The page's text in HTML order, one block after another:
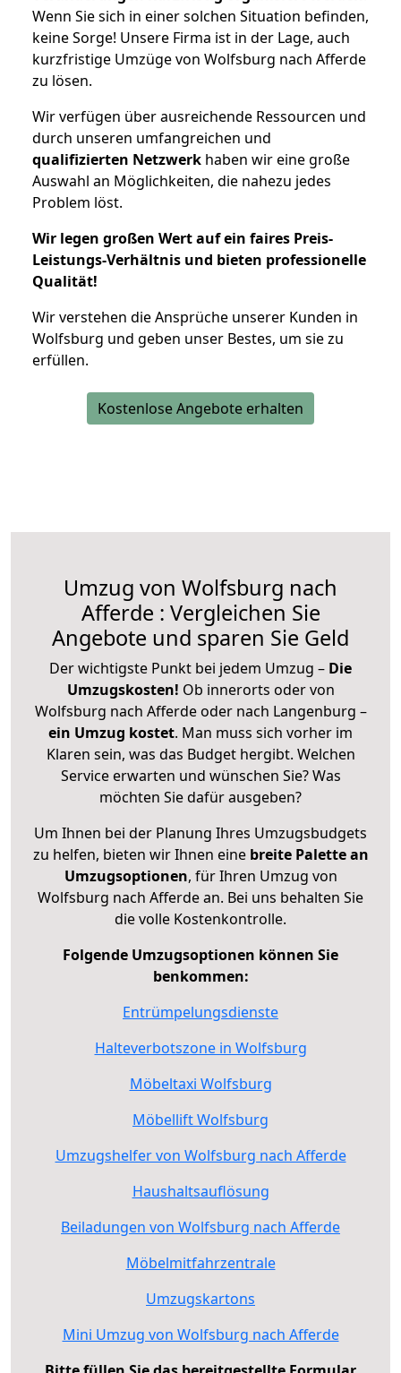
Wenn Sie sich in einer solchen Situation befinden,
keine Sorge! Unsere Firma ist in der Lage, auch
kurzfristige Umzüge von Wolfsburg nach Afferde
zu lösen.
Wir verfügen über ausreichende Ressourcen und
durch unseren umfangreichen und
qualifizierten Netzwerk haben wir eine große
Auswahl an Möglichkeiten, die nahezu jedes
Problem löst.
Wir legen großen Wert auf ein faires Preis-
Leistungs-Verhältnis und bieten professionelle
Qualität!
Wir verstehen die Ansprüche unserer Kunden in
Wolfsburg und geben unser Bestes, um sie zu
erfüllen.
Kostenlose Angebote erhalten
Umzug von Wolfsburg nach
Afferde : Vergleichen Sie
Angebote und sparen Sie Geld
Der wichtigste Punkt bei jedem Umzug – Die
Umzugskosten! Ob innerorts oder von
Wolfsburg nach Afferde oder nach Langenburg –
ein Umzug kostet. Man muss sich vorher im
Klaren sein, was das Budget hergibt. Welchen
Service erwarten und wünschen Sie? Was
möchten Sie dafür ausgeben?
Um Ihnen bei der Planung Ihres Umzugsbudgets
zu helfen, bieten wir Ihnen eine breite Palette an
Umzugsoptionen, für Ihren Umzug von
Wolfsburg nach Afferde an. Bei uns behalten Sie
die volle Kostenkontrolle.
Folgende Umzugsoptionen können Sie
benkommen:
Entrümpelungsdienste
Halteverbotszone in Wolfsburg
Möbeltaxi Wolfsburg
Möbellift Wolfsburg
Umzugshelfer von Wolfsburg nach Afferde
Haushaltsauflösung
Beiladungen von Wolfsburg nach Afferde
Möbelmitfahrzentrale
Umzugskartons
Mini Umzug von Wolfsburg nach Afferde